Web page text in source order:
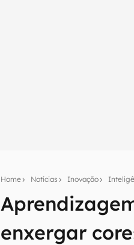
Home Notícias Inovação
enxergar
Seu resumo
Assine a newsletter do